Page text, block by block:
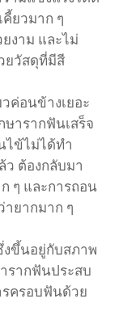
ยวมาก ๆ
งาม และไม่
ยวัสดุที่มีสี
ค่อนข้างเยอะ
ารากฟันเสร็จ
ไข้ไม่ได้ทำ
ต้องกลับมา
ๆ และการถอน
ยากมาก ๆ
งขึ้นอยู่กับสภาพ
รากฟันประสบ
ครอบฟันด้วย